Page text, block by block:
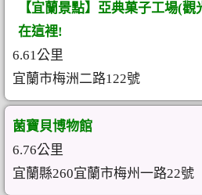
【宜蘭景點】亞典菓子工場(
在這裡!
6.61公里
宜蘭市梅洲二路122號
菌寶貝博物館
6.76公里
宜蘭縣260宜蘭市梅州一路22號